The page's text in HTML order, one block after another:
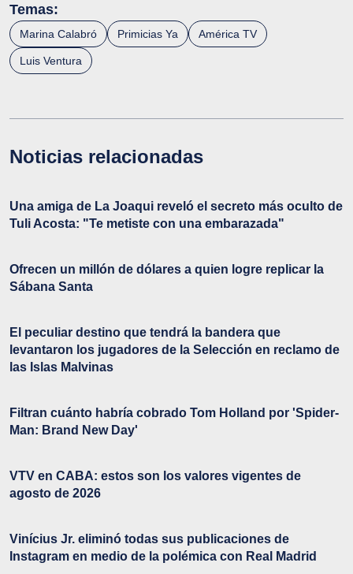
Temas:
Marina Calabró Primicias Ya América TV
Luis Ventura
Noticias relacionadas
Una amiga de La Joaqui reveló el secreto más oculto de
Tuli Acosta: "Te metiste con una embarazada"
Ofrecen un millón de dólares a quien logre replicar la
Sábana Santa
El peculiar destino que tendrá la bandera que
levantaron los jugadores de la Selección en reclamo de
las Islas Malvinas
Filtran cuánto habría cobrado Tom Holland por 'Spider-
Man: Brand New Day'
VTV en CABA: estos son los valores vigentes de
agosto de 2026
Vinícius Jr. eliminó todas sus publicaciones de
Instagram en medio de la polémica con Real Madrid